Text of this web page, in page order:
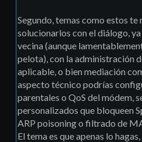
Segundo, temas como estos te
solucionarlos con el diálogo,
vecina (aunque
pelota), con la administración
aplicable, o bien mediación
aspecto técnico podrías
parentales o QoS del módem,
personalizados que bloqueen
ARP poisoning o filtrado de
El tema es que apenas lo